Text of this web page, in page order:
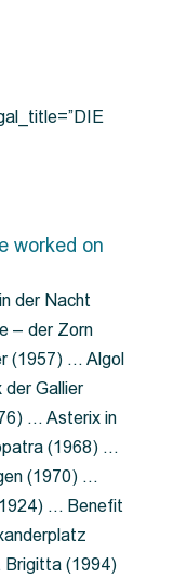
worked on
der Nacht
– der Zorn
(1957) … Algol
Gallier
… Asterix in
(1968) …
(1970) …
… Benefit
Brigitta (1994)